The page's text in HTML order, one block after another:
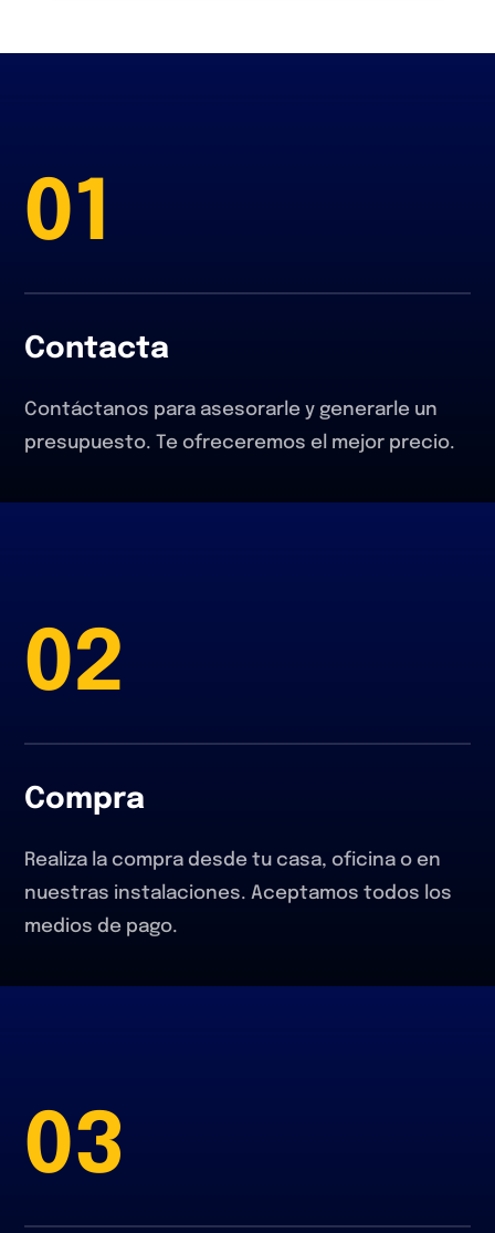
01
Contacta
Contáctanos para asesorarle y generarle un
presupuesto. Te ofreceremos el mejor precio.
02
Compra
Realiza la compra desde tu casa, oficina o en
nuestras instalaciones. Aceptamos todos los
medios de pago.
03